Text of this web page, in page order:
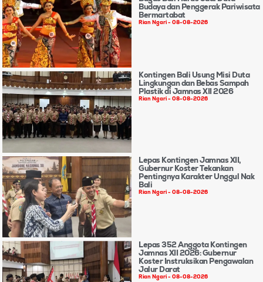
Budaya dan Penggerak Pariwisata
Bermartabat
Rian Ngari 08-08-2026
Kontingen Bali Usung Misi Duta
Lingkungan dan Bebas Sampah
Plastik di Jamnas XII 2026
Rian Ngari 08-08-2026
Lepas Kontingen Jamnas XII,
Gubernur Koster Tekankan
Pentingnya Karakter Unggul Nak
Bali
Rian Ngari 08-08-2026
Lepas 352 Anggota Kontingen
Jamnas XII 2026: Gubernur
Koster Instruksikan Pengawalan
Jalur Darat
Rian Ngari 08-08-2026